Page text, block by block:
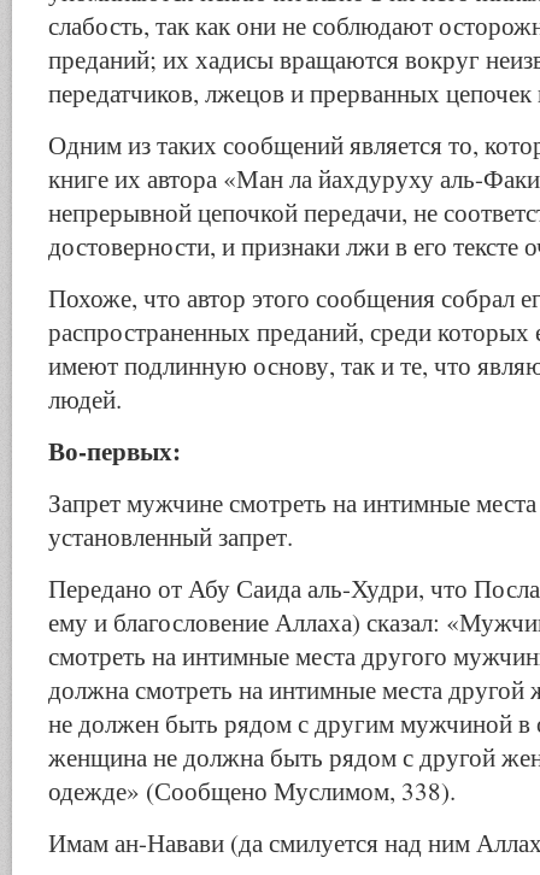
слабость, так как они не соблюдают
преданий; их хадисы вращаются вокруг
передатчиков, лжецов и прерванных цепочек
Одним из таких сообщений является то,
книге их автора «Ман ла йахдуруху аль-
непрерывной цепочкой передачи, не
достоверности, и признаки лжи в его тексте
Похоже, что автор этого сообщения собрал
распространенных преданий, среди которых
имеют подлинную основу, так и те, что
людей.
Во-первых:
Запрет мужчине смотреть на интимные места
установленный запрет.
Передано от Абу Саида аль-Худри, что
ему и благословение Аллаха) сказал:
смотреть на интимные места другого
должна смотреть на интимные места
не должен быть рядом с другим мужчиной в
женщина не должна быть рядом с другой
одежде» (Сообщено Муслимом, 338).
Имам ан-Навави (да смилуется над ним